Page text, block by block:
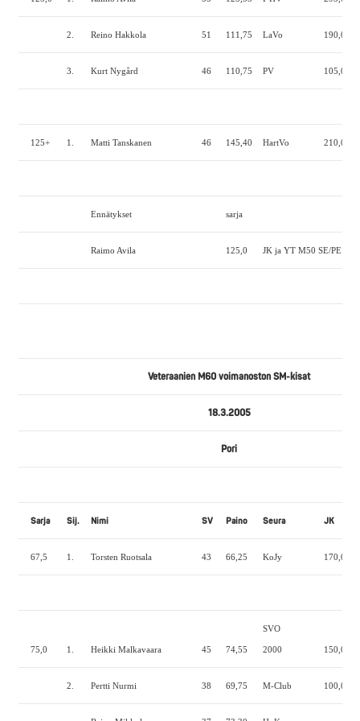
2. Reino Hakkola 51 111,75 LaVo 190,0
3. Kurt Nygård 46 110,75 PV 105,0
125+ 1. Matti Tanskanen 46 145,40 HartVo 210,0
Ennätykset sarja
Raimo Avila 125,0 JK ja YT M50 SE/PE
Veteraanien M60 voimanoston SM-kisat
18.3.2005
Pori
Sarja Sij. Nimi SV Paino Seura JK
67,5 1. Torsten Ruotsala 43 66,25 KoJy 170,0
75,0 1. Heikki Malkavaara 45 74,55
SVO
2000 150,0
2. Pertti Nurmi 38 69,75 M-Club 100,0